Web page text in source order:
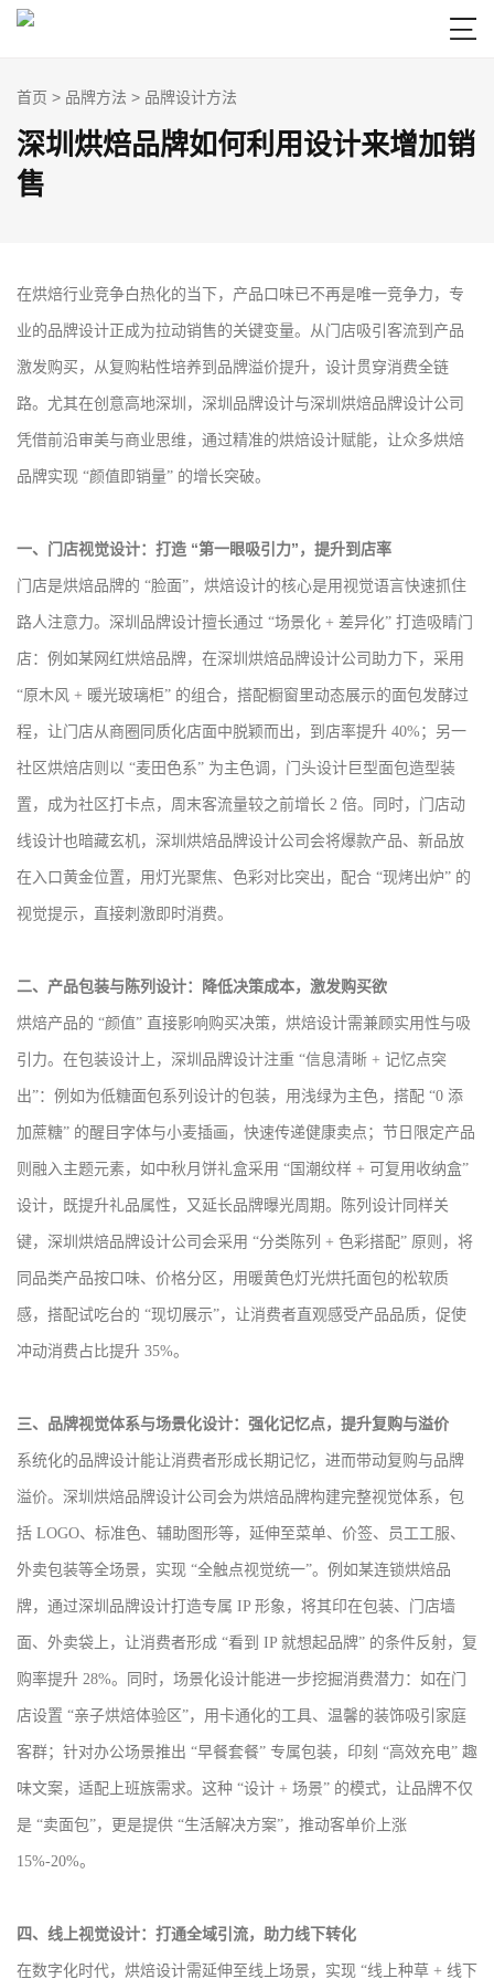

首页 > 品牌方法 > 品牌设计方法
深圳烘焙品牌如何利用设计来增加销
售
在烘焙行业竞争白热化的当下，产品口味已不再是唯一竞争力，专
业的品牌设计正成为拉动销售的关键变量。从门店吸引客流到产品
激发购买，从复购粘性培养到品牌溢价提升，设计贯穿消费全链
路。尤其在创意高地深圳，深圳品牌设计与深圳烘焙品牌设计公司
凭借前沿审美与商业思维，通过精准的烘焙设计赋能，让众多烘焙
品牌实现 “颜值即销量” 的增长突破。
一、门店视觉设计：打造 “第一眼吸引力”，提升到店率
门店是烘焙品牌的 “脸面”，烘焙设计的核心是用视觉语言快速抓住
路人注意力。深圳品牌设计擅长通过 “场景化 + 差异化” 打造吸睛门
店：例如某网红烘焙品牌，在深圳烘焙品牌设计公司助力下，采用
“原木风 + 暖光玻璃柜” 的组合，搭配橱窗里动态展示的面包发酵过
程，让门店从商圈同质化店面中脱颖而出，到店率提升 40%；另一
社区烘焙店则以 “麦田色系” 为主色调，门头设计巨型面包造型装
置，成为社区打卡点，周末客流量较之前增长 2 倍。同时，门店动
线设计也暗藏玄机，深圳烘焙品牌设计公司会将爆款产品、新品放
在入口黄金位置，用灯光聚焦、色彩对比突出，配合 “现烤出炉” 的
视觉提示，直接刺激即时消费。
二、产品包装与陈列设计：降低决策成本，激发购买欲
烘焙产品的 “颜值” 直接影响购买决策，烘焙设计需兼顾实用性与吸
引力。在包装设计上，深圳品牌设计注重 “信息清晰 + 记忆点突
出”：例如为低糖面包系列设计的包装，用浅绿为主色，搭配 “0 添
加蔗糖” 的醒目字体与小麦插画，快速传递健康卖点；节日限定产品
则融入主题元素，如中秋月饼礼盒采用 “国潮纹样 + 可复用收纳盒”
设计，既提升礼品属性，又延长品牌曝光周期。陈列设计同样关
键，深圳烘焙品牌设计公司会采用 “分类陈列 + 色彩搭配” 原则，将
同品类产品按口味、价格分区，用暖黄色灯光烘托面包的松软质
感，搭配试吃台的 “现切展示”，让消费者直观感受产品品质，促使
冲动消费占比提升 35%。
三、品牌视觉体系与场景化设计：强化记忆点，提升复购与溢价
系统化的品牌设计能让消费者形成长期记忆，进而带动复购与品牌
溢价。深圳烘焙品牌设计公司会为烘焙品牌构建完整视觉体系，包
括 LOGO、标准色、辅助图形等，延伸至菜单、价签、员工工服、
外卖包装等全场景，实现 “全触点视觉统一”。例如某连锁烘焙品
牌，通过深圳品牌设计打造专属 IP 形象，将其印在包装、门店墙
面、外卖袋上，让消费者形成 “看到 IP 就想起品牌” 的条件反射，复
购率提升 28%。同时，场景化设计能进一步挖掘消费潜力：如在门
店设置 “亲子烘焙体验区”，用卡通化的工具、温馨的装饰吸引家庭
客群；针对办公场景推出 “早餐套餐” 专属包装，印刻 “高效充电” 趣
味文案，适配上班族需求。这种 “设计 + 场景” 的模式，让品牌不仅
是 “卖面包”，更是提供 “生活解决方案”，推动客单价上涨
15%-20%。
四、线上视觉设计：打通全域引流，助力线下转化
在数字化时代，烘焙设计需延伸至线上场景，实现 “线上种草 + 线下